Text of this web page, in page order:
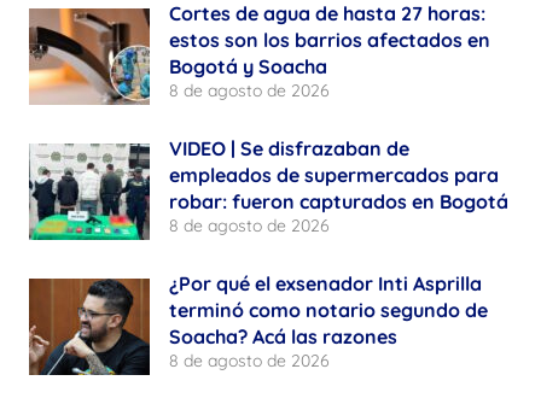
Cortes de agua de hasta 27 horas:
estos son los barrios afectados en
Bogotá y Soacha
8 de agosto de 2026
VIDEO | Se disfrazaban de
empleados de supermercados para
robar: fueron capturados en Bogotá
8 de agosto de 2026
¿Por qué el exsenador Inti Asprilla
terminó como notario segundo de
Soacha? Acá las razones
8 de agosto de 2026